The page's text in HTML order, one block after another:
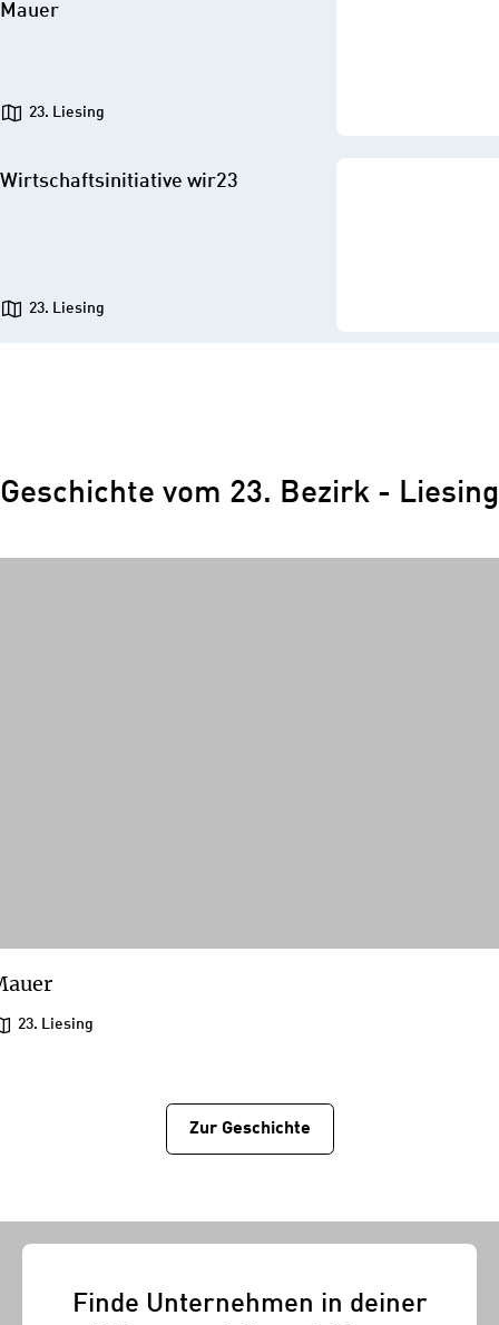
Mauer
23. Liesing
Wirtschaftsinitiative wir23
23. Liesing
Geschichte vom 23. Bezirk - Liesing
23. Liesing
Zur Geschichtе
Finde Unternehmen in deiner